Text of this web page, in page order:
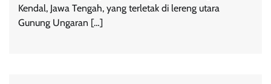
Kendal, Jawa Tengah, yang terletak di lereng utara
Gunung Ungaran […]